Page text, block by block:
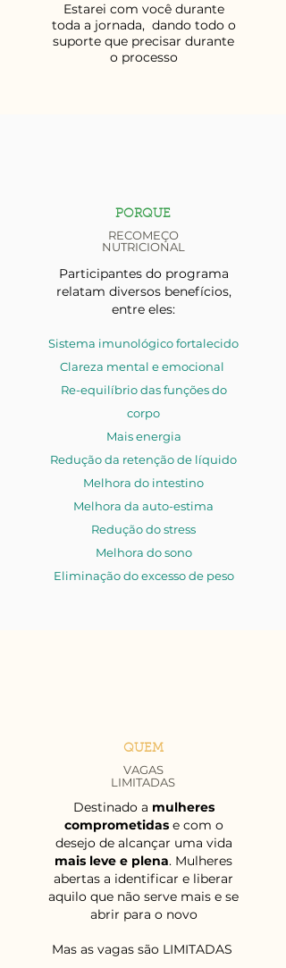
Estarei com você durante
toda a jornada, dando todo o
suporte que precisar durante
o processo
PORQUE
RECOMEÇO
NUTRICIONAL
Participantes do programa
relatam diversos benefícios,
entre eles:
Sistema imunológico fortalecido
Clareza mental e emocional
Re-equilíbrio das funções do
corpo
Mais energia
Redução da retenção de líquido
Melhora do intestino
Melhora da auto-estima
Redução do stress
Melhora do sono
Eliminação do excesso de peso
QUEM
VAGAS
LIMITADAS
Destinado a mulheres
comprometidase com o
desejo de alcançar uma vida
mais leve e plena. Mulheres
abertas a identificar e liberar
aquilo que não serve mais e se
abrir para o novo
Mas as vagas são LIMITADAS